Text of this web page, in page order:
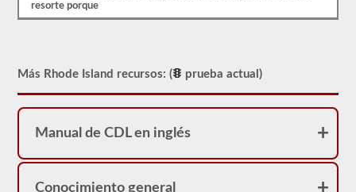
de
2026,
ayudarán
a
agregar
resorte porque
Más Rhode Island recursos: ( prueba actual)
Manual de CDL en inglés
Conocimiento general